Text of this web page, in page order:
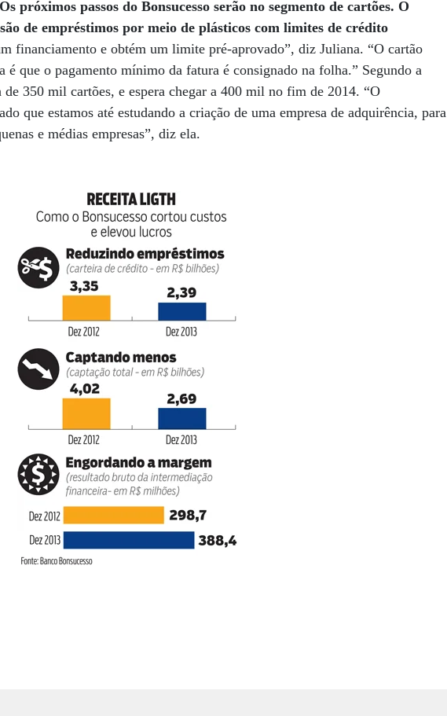
Os próximos passos do Bonsucesso serão no segmento de cartões. O
de empréstimos por meio de plásticos com limites de crédito
financiamento e obtém um limite pré-aprovado”, diz Juliana. “O cartão
é que o pagamento mínimo da fatura é consignado na folha.” Segundo a
350 mil cartões, e espera chegar a 400 mil no fim de 2014. “O
que estamos até estudando a criação de uma empresa de adquirência, para
e médias empresas”, diz ela.